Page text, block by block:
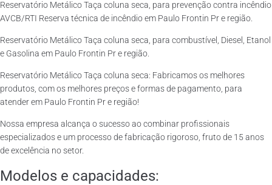
Reservatório Metálico Taça coluna seca, para prevenção contra incêndio
AVCB/RTI Reserva técnica de incêndio em Paulo Frontin Pr e região.
Reservatório Metálico Taça coluna seca, para combustível, Diesel, Etanol
e Gasolina em Paulo Frontin Pr e região.
Reservatório Metálico Taça coluna seca: Fabricamos os melhores
produtos, com os melhores preços e formas de pagamento, para
atender em Paulo Frontin Pr e região!
Nossa empresa alcança o sucesso ao combinar profissionais
especializados e um processo de fabricação rigoroso, fruto de 15 anos
de excelência no setor.
Modelos e capacidades: